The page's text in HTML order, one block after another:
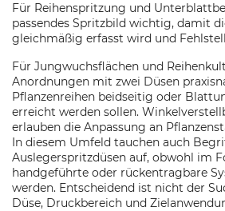
Für Reihenspritzung und
passendes Spritzbild wichtig, damit
gleichmäßig erfasst wird und
Für Jungwuchsflächen und
Anordnungen mit zwei Düsen
Pflanzenreihen beidseitig oder
erreicht werden sollen.
erlauben die Anpassung an
In diesem Umfeld tauchen auch
Auslegerspritzdüsen auf, obwohl im
handgeführte oder rückentragbare
werden. Entscheidend ist nicht der
Düse, Druckbereich und